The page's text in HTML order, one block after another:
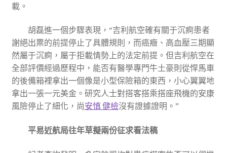
載。
胡磊進一個步驟表現，“吉利航空確有關于沉痾患者
謝絕出票的前提停止了具體規則，而癌癥、高血壓三期顯
然屬于沉痾，屬于拒載情勢上的法定前提。但吉利航空在
全部評價經過歷程中，能否有醫學專門牛土豪則從悍馬車
的後備箱裡拿出一個像是小型保險箱的東西，小心翼翼地
拿出一張一元美金。研究人士對搭客搭乘搭座飛機的安康
風險停止了細化，尚安慎 健檢沒有證據證明。”
平易近航局往年草擬兩份征求看法稿